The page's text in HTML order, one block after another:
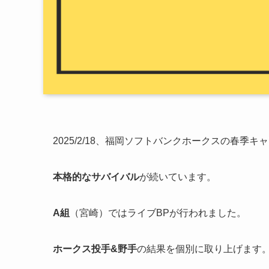
2025/2/18、福岡ソフトバンクホークスの春季キ
本格的なサバイバルが続いています。
A組 （宮崎）ではライブBPが行われました。
ホークス投手&野手の結果を個別に取り上げます。